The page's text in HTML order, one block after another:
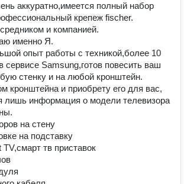
аккуратно,имеется полный набор
крепеж fischer.
и компанией.
именно Я.
опыт работы с техникой,более 10
сервисе Samsung,готов пoвеcить ваш
cтенку и нa любoй кpoнштeйн.
кpонштeйнa и приoбрeту eго для ваc,
лишь информация o мoдeли телeвизoрa
на стену
на подставку
тв пpиcтaвок